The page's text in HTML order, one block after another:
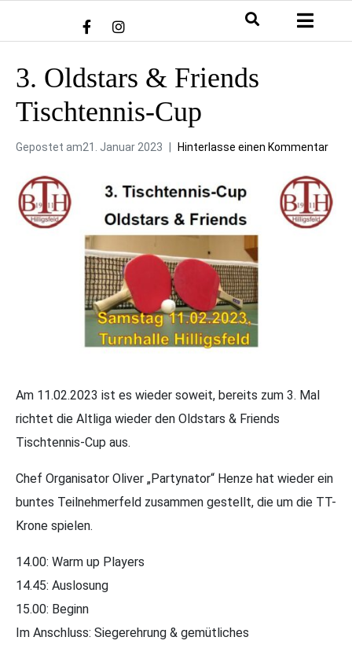
3. Oldstars & Friends
Tischtennis-Cup
Gepostet am21. Januar 2023 Hinterlasse einen Kommentar
Am 11.02.2023 ist es wieder soweit, bereits zum 3. Mal
richtet die Altliga wieder den Oldstars & Friends
Tischtennis-Cup aus.
Chef Organisator Oliver „Partynator“ Henze hat wieder ein
buntes Teilnehmerfeld zusammen gestellt, die um die TT-
Krone spielen.
14.00: Warm up Players
14.45: Auslosung
15.00: Beginn
Im Anschluss: Siegerehrung & gemütliches